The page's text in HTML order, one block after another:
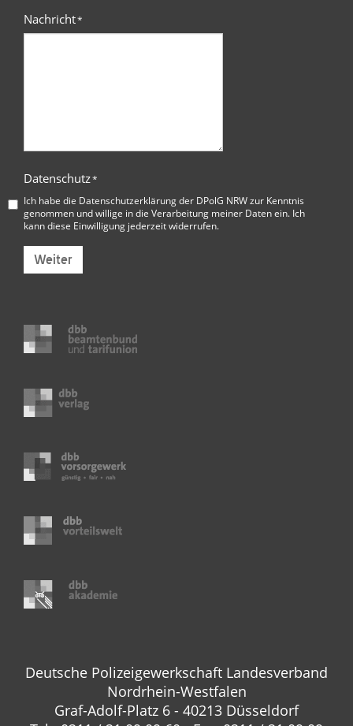
Nachricht*
Datenschutz*
Ich habe die Datenschutzerklärung der DPolG NRWzur Kenntnis
genommen und willige in die Verarbeitung meiner Daten ein. Ich
kann diese Einwilligung jederzeit widerrufen.
Weiter
Deutsche Polizeigewerkschaft Landesverband
Nordrhein-Westfalen
Graf-Adolf-Platz 6 - 40213 Düsseldorf